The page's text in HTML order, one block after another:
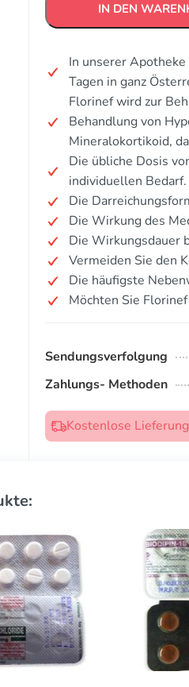
IN DEN
In unserer
Tagen in ganz
Florinef wird zur
Behandlung von
Mineralokortikoid,
Die übliche Dosis
individuellen Bedarf.
Die
Die Wirkung des
Die Wirkungsdauer
Vermeiden Sie den
Die häufigste
Möchten Sie
Sendungsverfolgung
Zahlungs- Methoden
Kostenlose